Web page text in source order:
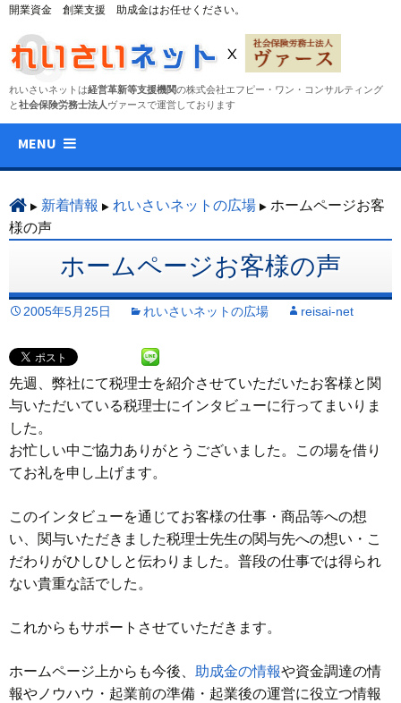
開業資金 創業支援 助成金はお任せください。
れいさいネットは経営革新等支援機関の株式会社エフピー・ワン・コンサルティング
と社会保険労務士法人 ヴァースで運営しております
MENU
ン
へ
ス
キ
ッ
新着情報 れいさいネットの広場
ホームページお客
様の声
ホームページお客様の声
2005年5月25日 れいさいネットの広場 reisai-net
先週、弊社にて税理士を紹介させていただいたお客様と関
与いただいている税理士にインタビューに行ってまいりま
した。
お忙しい中ご協力ありがとうございました。この場を借り
てお礼を申し上げます。
このインタビューを通じてお客様の仕事・商品等への想
い、関与いただきました税理士先生の関与先への想い・こ
だわりがひしひしと伝わりました。普段の仕事では得られ
ない貴重な話でした。
これからもサポートさせていただきます。
ホームページ上からも今後、 助成金の情報や資金調達の情
報やノウハウ・起業前の準備・起業後の運営に役立つ情報